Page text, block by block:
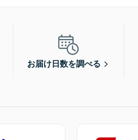
お届け日数を調べる